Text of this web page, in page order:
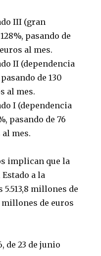
III (gran
pasando de
al mes.
II (dependencia
de 130
al mes.
I (dependencia
pasando de 76
mes.
implican que la
a la
millones de
millones de euros
de 23 de junio